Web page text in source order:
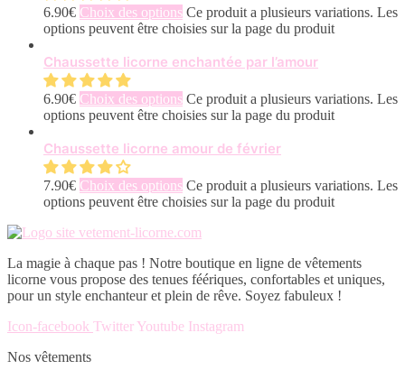
6.90€ Choix des options Ce produit a plusieurs variations. Les
options peuvent être choisies sur la page du produit
Chaussette licorne enchantée par l’amour
6.90€ Choix des options Ce produit a plusieurs variations. Les
options peuvent être choisies sur la page du produit
Chaussette licorne amour de février
7.90€ Choix des options Ce produit a plusieurs variations. Les
options peuvent être choisies sur la page du produit
La magie à chaque pas ! Notre boutique en ligne de vêtements
licorne vous propose des tenues féériques, confortables et uniques,
pour un style enchanteur et plein de rêve. Soyez fabuleux !
Icon-facebook Twitter Youtube Instagram
Nos vêtements